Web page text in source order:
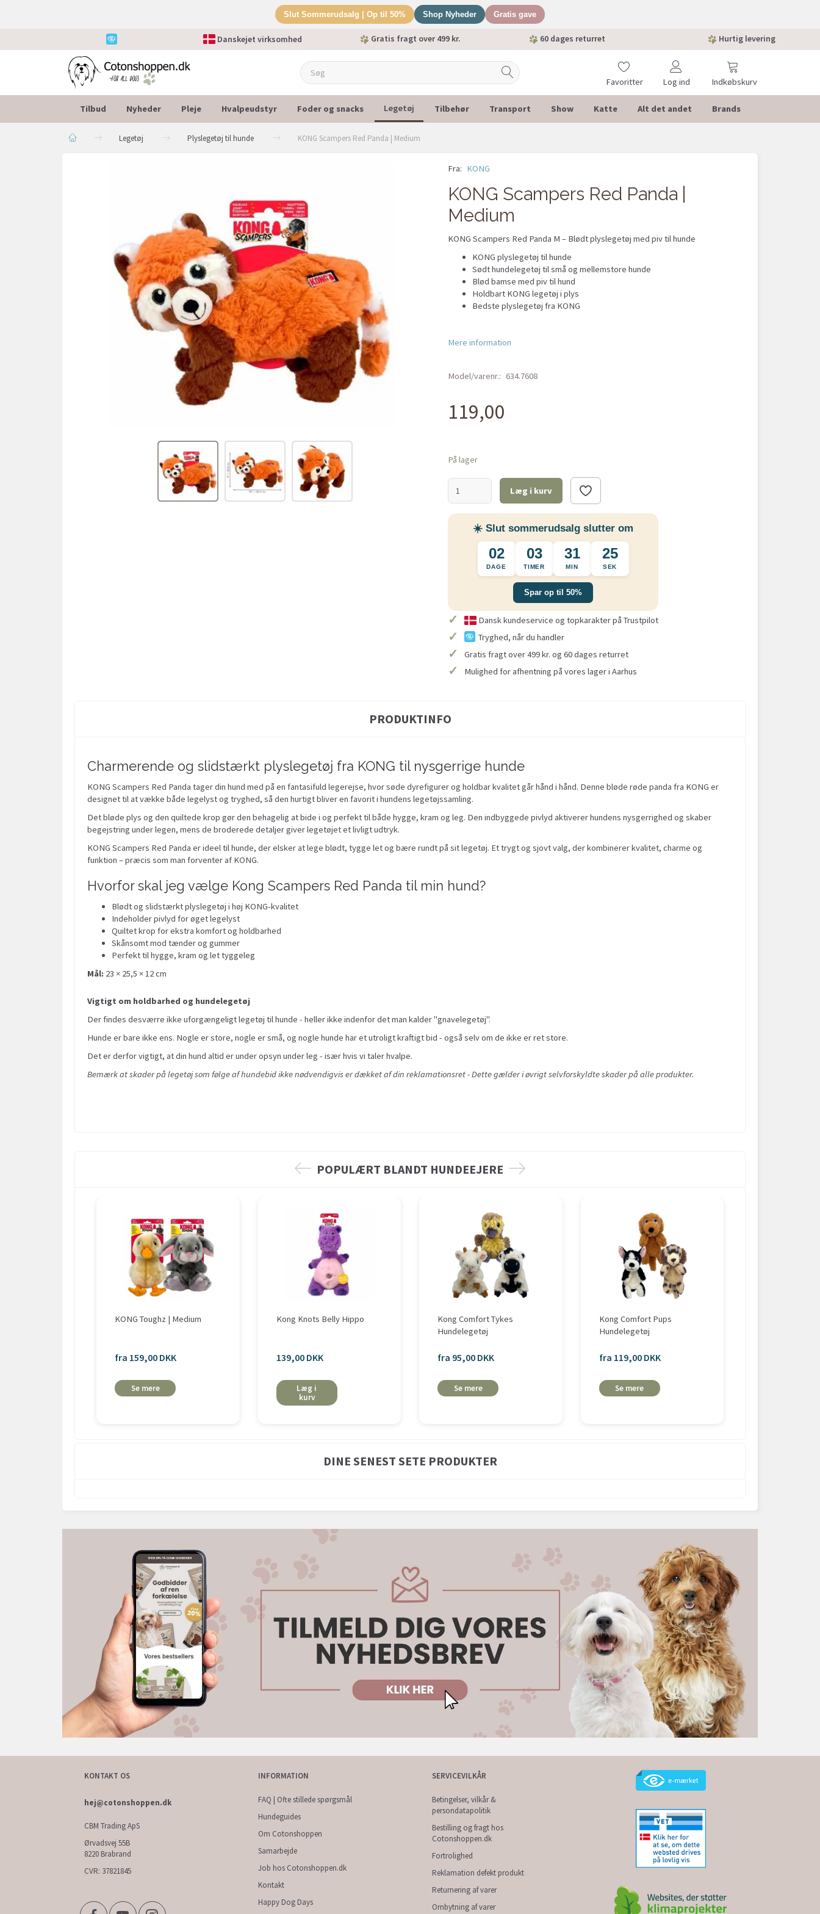
Slut Sommerudsalg | Op til 50% Shop Nyheder Gratis gave
Danskejet virksomhed Gratis fragt over 499 kr. 60 dages returret Hurtig levering
Indkøbskurv
Favoritter Log ind
Tilbud Nyheder Pleje Hvalpeudstyr Foder og snacks Legetøj Tilbehør Transport Show Katte Alt det andet Brands
Legetøj Plyslegetøj til hunde KONG Scampers Red Panda | Medium
Fra: KONG
KONG Scampers Red Panda |
Medium
KONG Scampers Red Panda M – Blødt plyslegetøj med piv til hunde
KONG plyslegetøj til hunde
Sødt hundelegetøj til små og mellemstore hunde
Blød bamse med piv til hund
Holdbart KONG legetøj i plys
Bedste plyslegetøj fra KONG
Mere information
Model/varenr.: 634.7608
119,00
På lager
Læg i kurv
☀️ Slut sommerudsalg slutter om
02
DAGE
03
TIMER
31
MIN
25
SEK
Spar op til 50%
✓ Dansk kundeservice og topkarakter på Trustpilot
✓ Tryghed, når du handler
✓ Gratis fragt over 499 kr. og 60 dages returret
✓ Mulighed for afhentning på vores lager i Aarhus
PRODUKTINFO
Charmerende og slidstærkt plyslegetøj fra KONG til nysgerrige hunde
KONG Scampers Red Panda tager din hund med på en fantasifuld legerejse, hvor søde dyrefigurer og holdbar kvalitet går hånd i hånd. Denne bløde røde panda fra KONG er
designet til at vække både legelyst og tryghed, så den hurtigt bliver en favorit i hundens legetøjssamling.
Det bløde plys og den quiltede krop gør den behagelig at bide i og perfekt til både hygge, kram og leg. Den indbyggede pivlyd aktiverer hundens nysgerrighed og skaber
begejstring under legen, mens de broderede detaljer giver legetøjet et livligt udtryk.
KONG Scampers Red Panda er ideel til hunde, der elsker at lege blødt, tygge let og bære rundt på sit legetøj. Et trygt og sjovt valg, der kombinerer kvalitet, charme og
funktion – præcis som man forventer af KONG.
Hvorfor skal jeg vælge Kong Scampers Red Panda til min hund?
Blødt og slidstærkt plyslegetøj i høj KONG-kvalitet
Indeholder pivlyd for øget legelyst
Quiltet krop for ekstra komfort og holdbarhed
Skånsomt mod tænder og gummer
Perfekt til hygge, kram og let tyggeleg
Mål: 23 × 25,5 × 12 cm
Vigtigt om holdbarhed og hundelegetøj
Der findes desværre ikke uforgængeligt legetøj til hunde - heller ikke indenfor det man kalder "gnavelegetøj".
Hunde er bare ikke ens. Nogle er store, nogle er små, og nogle hunde har et utroligt kraftigt bid - også selv om de ikke er ret store.
Det er derfor vigtigt, at din hund altid er under opsyn under leg - især hvis vi taler hvalpe.
Bemærk at skader på legetøj som følge af hundebid ikke nødvendigvis er dækket af din reklamationsret - Dette gælder i øvrigt selvforskyldte skader på alle produkter.
POPULÆRT BLANDT HUNDEEJERE
KONG Toughz | Medium
fra 159,00 DKK
Se mere
Kong Knots Belly Hippo
139,00 DKK
Læg i
kurv
Kong Comfort Tykes
Hundelegetøj
fra 95,00 DKK
Se mere
Kong Comfort Pups
Hundelegetøj
fra 119,00 DKK
Se mere
DINE SENEST SETE PRODUKTER
KONTAKT OS
hej@cotonshoppen.dk
CBM Trading ApS
Ørvadsvej 55B
8220 Brabrand
CVR: 37821845
INFORMATION
FAQ | Ofte stillede spørgsmål
Hundeguides
Om Cotonshoppen
Samarbejde
Job hos Cotonshoppen.dk
Kontakt
Happy Dog Days
SERVICEVILKÅR
Betingelser, vilkår &
persondatapolitik
Bestilling og fragt hos
Cotonshoppen.dk
Fortrolighed
Reklamation defekt produkt
Returnering af varer
Ombytning af varer